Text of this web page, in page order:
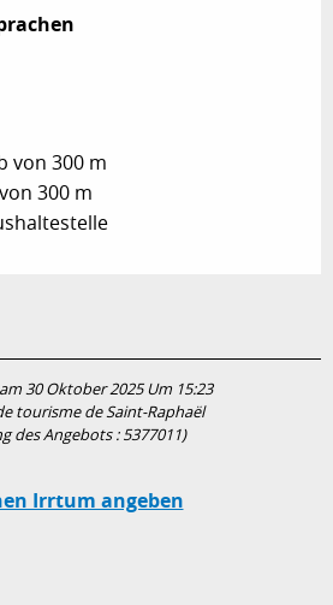
von 300 m
300 m
30 Oktober 2025 Um 15:23
tourisme de Saint-Raphaël
des Angebots :5377011)
Irrtum angeben